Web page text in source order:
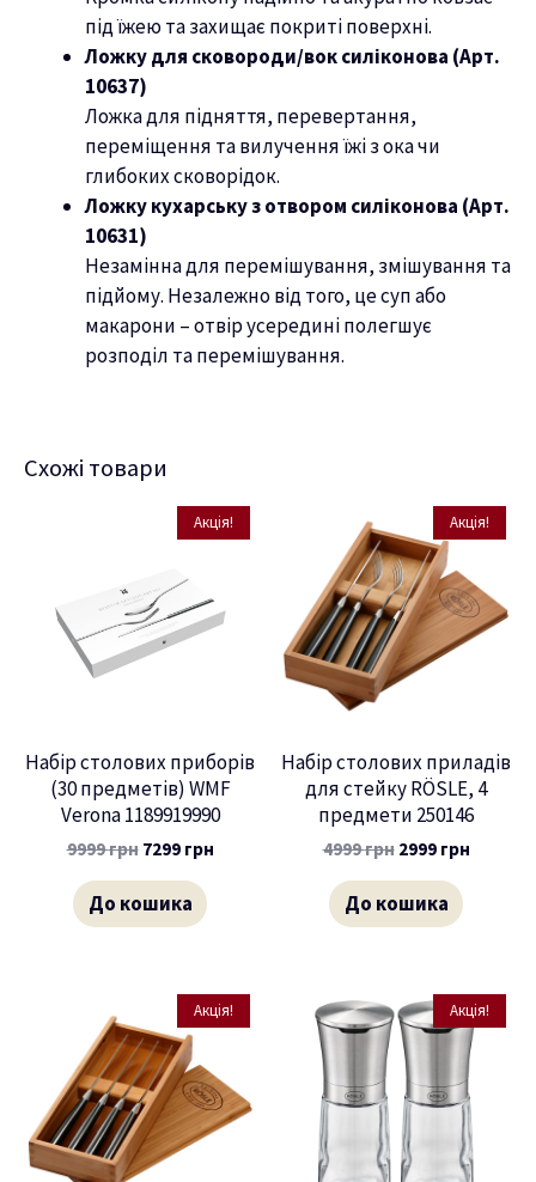
під їжею та захищає покриті поверхні.
Ложку для сковороди/вок силіконова (Арт.
10637)
Ложка для підняття, перевертання,
переміщення та вилучення їжі з ока чи
глибоких сковорідок.
Ложку кухарську з отвором силіконова (Арт.
10631)
Незамінна для перемішування, змішування та
підйому. Незалежно від того, це суп або
макарони – отвір усередині полегшує
розподіл та перемішування.
Схожі товари
Акція!
Набір столових приборів
(30 предметів) WMF
Verona 1189919990
9999грн 7299 грн
До кошика
Акція!
Набір столових приладів
для стейку RÖSLE, 4
предмети 250146
4999грн 2999 грн
До кошика
Акція! Акція!